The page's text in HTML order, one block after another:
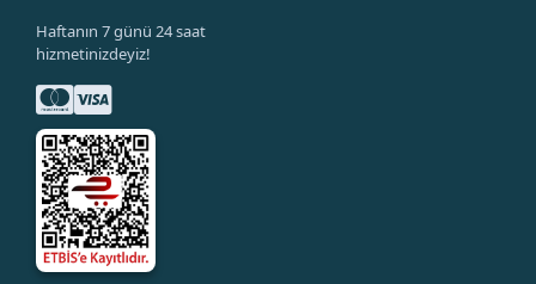
Haftanın 7 günü 24 saat
hizmetinizdeyiz!